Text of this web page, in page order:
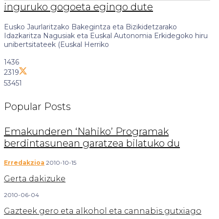
inguruko gogoeta egingo dute
Eusko Jaurlaritzako Bakegintza eta Bizikidetzarako
Idazkaritza Nagusiak eta Euskal Autonomia Erkidegoko hiru
unibertsitateek (Euskal Herriko
1436
2319
53451
Popular Posts
Emakunderen ‘Nahiko’ Programak
berdintasunean garatzea bilatuko du
Erredakzioa 2010-10-15
Gerta dakizuke
2010-06-04
Gazteek gero eta alkohol eta cannabis gutxiago